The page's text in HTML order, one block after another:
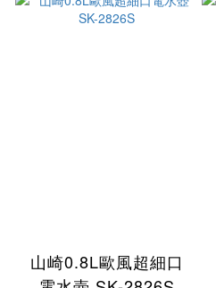
山崎0.8L歐風超細口